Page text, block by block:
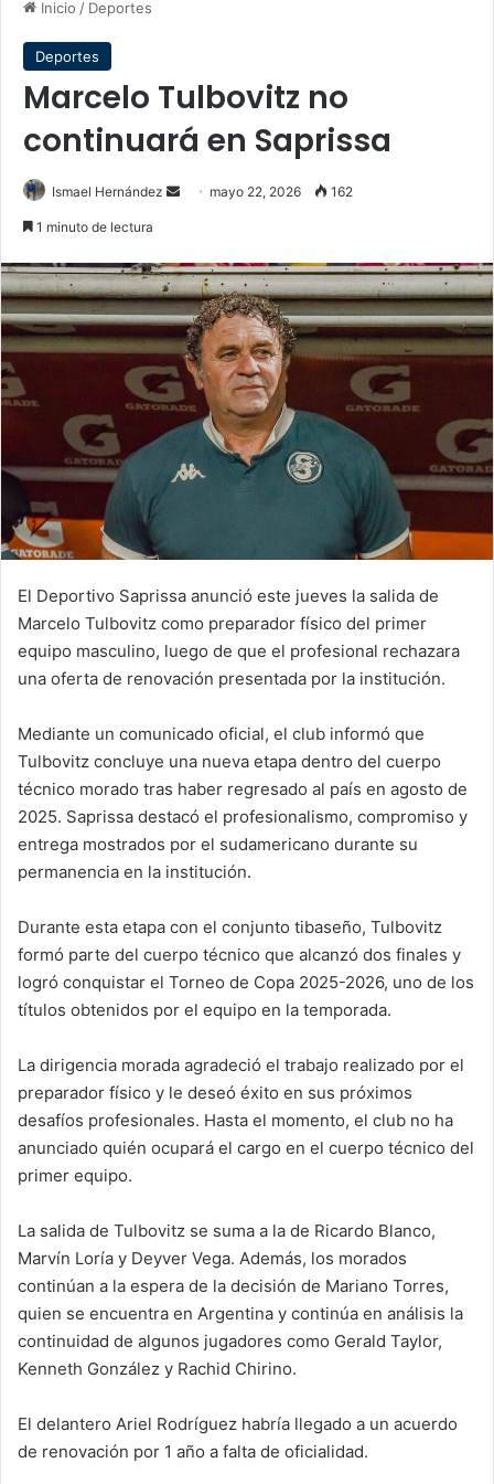
Inicio / Deportes
Deportes
Marcelo Tulbovitz no
continuará en Saprissa
Ismael Hernández
Send mayo 22, 2026 162
1 minuto de lectura
El Deportivo Saprissa anunció este jueves la salida de
Marcelo Tulbovitz como preparador físico del primer
equipo masculino, luego de que el profesional rechazara
una oferta de renovación presentada por la institución.
Mediante un comunicado oficial, el club informó que
Tulbovitz concluye una nueva etapa dentro del cuerpo
técnico morado tras haber regresado al país en agosto de
2025. Saprissa destacó el profesionalismo, compromiso y
entrega mostrados por el sudamericano durante su
permanencia en la institución.
Durante esta etapa con el conjunto tibaseño, Tulbovitz
formó parte del cuerpo técnico que alcanzó dos finales y
logró conquistar el Torneo de Copa 2025-2026, uno de los
títulos obtenidos por el equipo en la temporada.
La dirigencia morada agradeció el trabajo realizado por el
preparador físico y le deseó éxito en sus próximos
desafíos profesionales. Hasta el momento, el club no ha
anunciado quién ocupará el cargo en el cuerpo técnico del
primer equipo.
La salida de Tulbovitz se suma a la de Ricardo Blanco,
Marvín Loría y Deyver Vega. Además, los morados
continúan a la espera de la decisión de Mariano Torres,
quien se encuentra en Argentina y continúa en análisis la
continuidad de algunos jugadores como Gerald Taylor,
Kenneth González y Rachid Chirino.
El delantero Ariel Rodríguez habría llegado a un acuerdo
de renovación por 1 año a falta de oficialidad.